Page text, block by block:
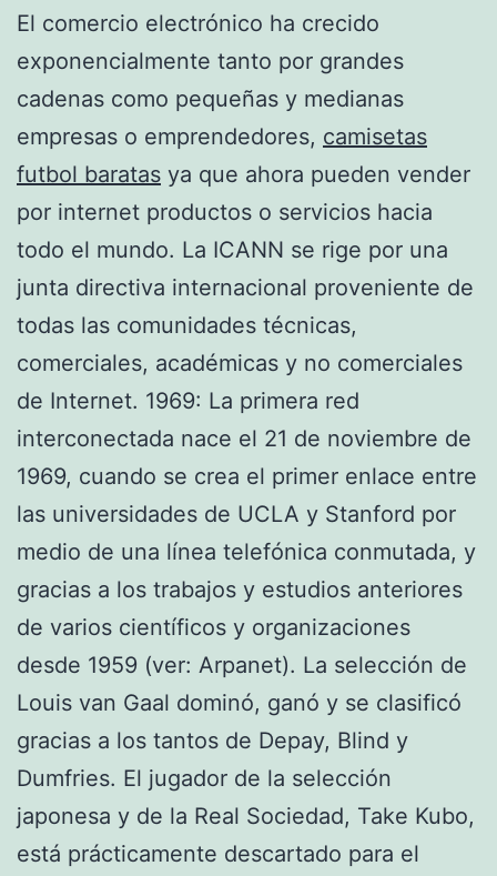
El comercio electrónico ha crecido
exponencialmente tanto por grandes
cadenas como pequeñas y medianas
empresas o emprendedores, camisetas
futbol baratas ya que ahora pueden vender
por internet productos o servicios hacia
todo el mundo. La ICANN se rige por una
junta directiva internacional proveniente de
todas las comunidades técnicas,
comerciales, académicas y no comerciales
de Internet. 1969: La primera red
interconectada nace el 21 de noviembre de
1969, cuando se crea el primer enlace entre
las universidades de UCLA y Stanford por
medio de una línea telefónica conmutada, y
gracias a los trabajos y estudios anteriores
de varios científicos y organizaciones
desde 1959 (ver: Arpanet). La selección de
Louis van Gaal dominó, ganó y se clasificó
gracias a los tantos de Depay, Blind y
Dumfries. El jugador de la selección
japonesa y de la Real Sociedad, Take Kubo,
está prácticamente descartado para el